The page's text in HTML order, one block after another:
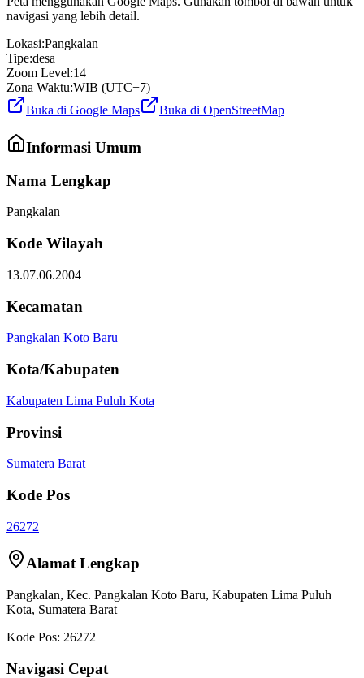
navigasi yang lebih detail.
Lokasi:Pangkalan
Tipe:desa
Zoom Level:14
Zona Waktu:WIB (UTC+7)
Buka di Google Maps
Buka di OpenStreetMap
Informasi Umum
Nama Lengkap
Pangkalan
Kode Wilayah
13.07.06.2004
Kecamatan
Pangkalan Koto Baru
Kota/Kabupaten
Kabupaten Lima Puluh Kota
Provinsi
Sumatera Barat
Kode Pos
26272
Alamat Lengkap
Pangkalan, Kec. Pangkalan Koto Baru, Kabupaten Lima Puluh
Kota, Sumatera Barat
Kode Pos: 26272
Navigasi Cepat